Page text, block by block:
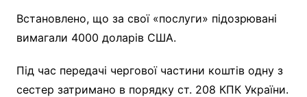
Встановлено, що за свої «послуги» підозрювані
вимагали 4000 доларів США.
Під час передачі чергової частини коштів одну з
сестер затримано в порядку ст. 208 КПК України.